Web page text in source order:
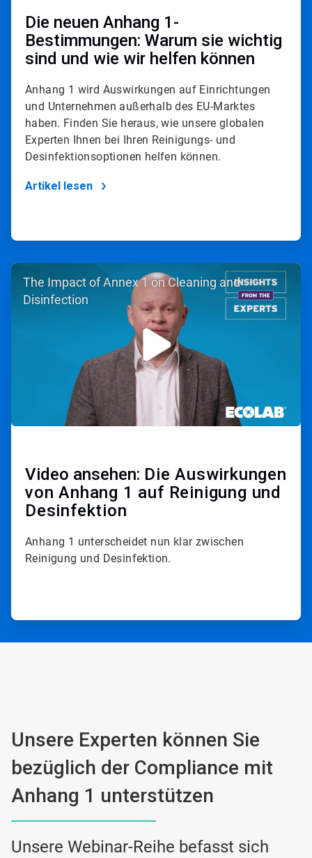
Die neuen Anhang 1-
Bestimmungen: Warum sie wichtig
sind und wie wir helfen können
Anhang 1 wird Auswirkungen auf Einrichtungen
und Unternehmen außerhalb des EU-Marktes
haben. Finden Sie heraus, wie unsere globalen
Experten Ihnen bei Ihren Reinigungs- und
Desinfektionsoptionen helfen können.
Artikel lesen
ArticleTile
von
The Impact of Annex 1 on Cleaning and
Disinfection
Video ansehen: Die Auswirkungen
von Anhang 1 auf Reinigung und
Desinfektion
Anhang 1 unterscheidet nun klar zwischen
Reinigung und Desinfektion.
Unsere Experten können Sie
bezüglich der Compliance mit
Anhang 1 unterstützen
Unsere Webinar-Reihe befasst sich